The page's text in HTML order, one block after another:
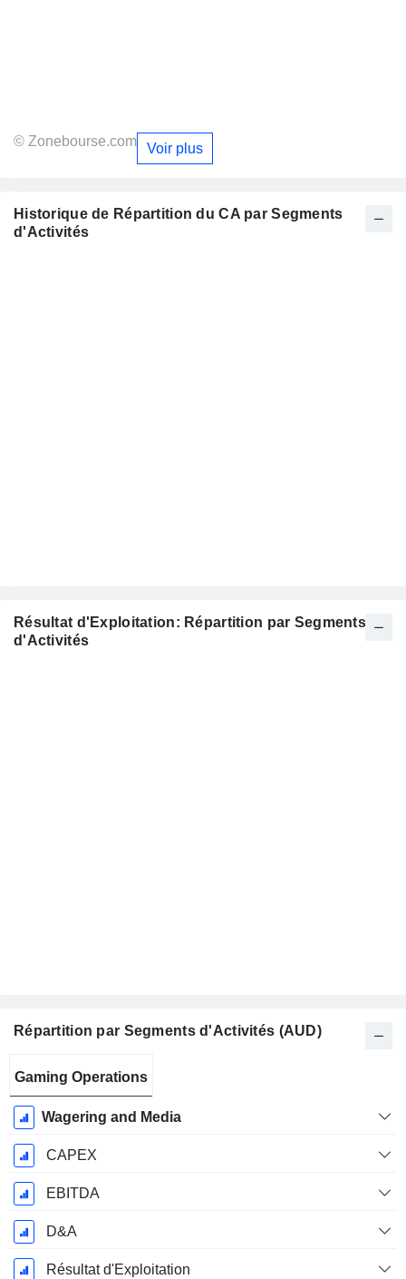
© Zonebourse.com Voir plus
Historique de Répartition du CA par Segments
d'Activités
Résultat d'Exploitation: Répartition par Segments
d'Activités
Répartition par Segments d'Activités (AUD)
Fiscale:
Juin
Gaming Operations
Wagering and Media
CAPEX
EBITDA
D&A
Résultat d'Exploitation